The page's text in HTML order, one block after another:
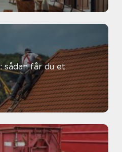
sådan får du et